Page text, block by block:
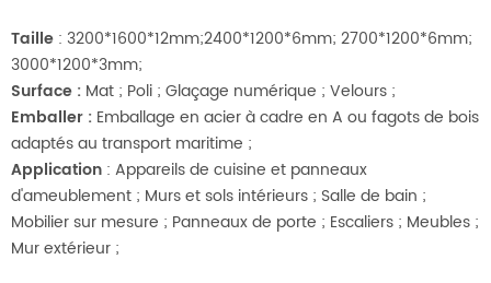
Taille : 3200*1600*12mm;2400*1200*6mm; 2700*1200*6mm;
3000*1200*3mm;
Surface : Mat ; Poli ; Glaçage numérique ; Velours ;
Emballer : Emballage en acier à cadre en A ou fagots de bois
adaptés au transport maritime ;
Application : Appareils de cuisine et panneaux
d'ameublement ; Murs et sols intérieurs ; Salle de bain ;
Mobilier sur mesure ; Panneaux de porte ; Escaliers ; Meubles ;
Mur extérieur ;